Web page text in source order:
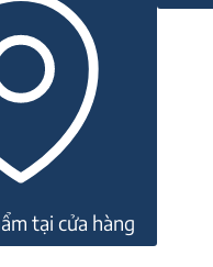
tại cửa hàng